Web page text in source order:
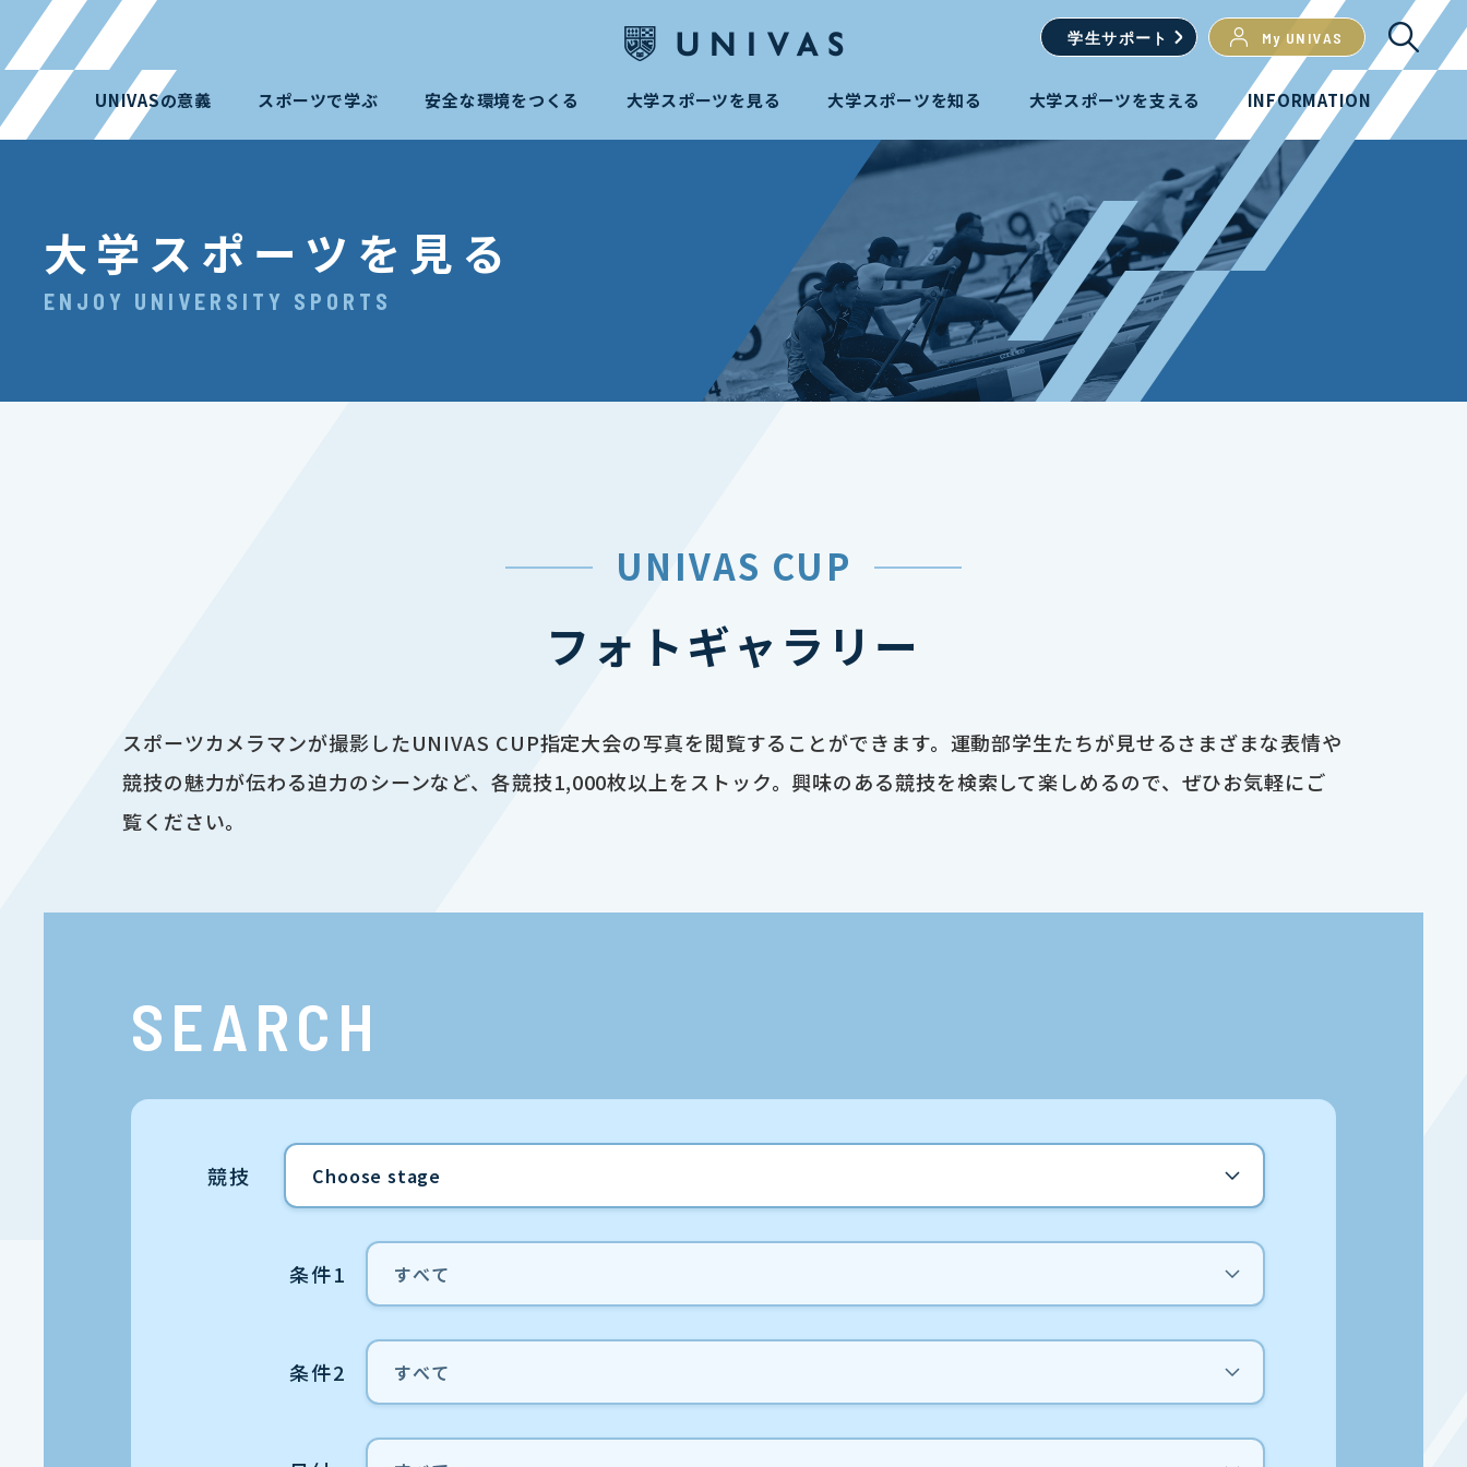
学生サポート My UNIVAS
UNIVASの意義 スポーツで学ぶ 安全な環境をつくる 大学スポーツを見る 大学スポーツを知る 大学スポーツを支える INFORMATION
大学スポーツを見る
ENJOY UNIVERSITY SPORTS
UNIVAS CUP
フォトギャラリー
スポーツカメラマンが撮影したUNIVAS CUP指定大会の写真を閲覧することができます。運動部学生たちが見せるさまざまな表情や
競技の魅力が伝わる迫力のシーンなど、各競技1,000枚以上をストック。興味のある競技を検索して楽しめるので、ぜひお気軽にご
覧ください。
SEARCH
競技
条件1
条件2